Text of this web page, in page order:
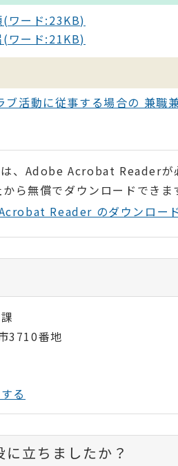
(ワード:23KB)
(ワード:21KB)
ブ活動に従事する場合の 兼
、Adobe Acrobat Readerが
ら無償でダウンロードできま
Reader のダウンロー
3710番地
る
立ちましたか？